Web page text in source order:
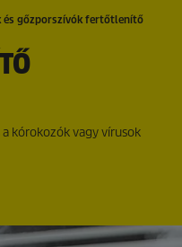
és gőzporszívók fertőtlenítő
kórokozók vagy vírusok